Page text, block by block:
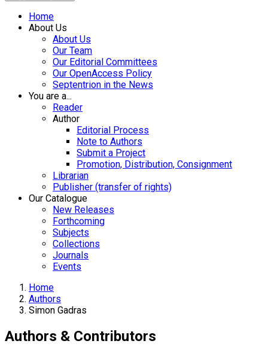
Home
About Us
About Us
Our Team
Our Editorial Committees
Our OpenAccess Policy
Septentrion in the News
You are a...
Reader
Author
Editorial Process
Note to Authors
Submit a Project
Promotion, Distribution, Consignment
Librarian
Publisher (transfer of rights)
Our Catalogue
New Releases
Forthcoming
Subjects
Collections
Journals
Events
Home
Authors
Simon Gadras
Authors & Contributors